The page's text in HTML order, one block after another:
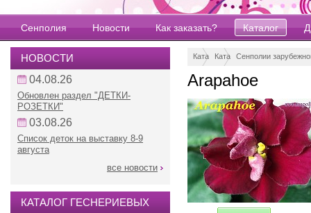
КаталогКаталог сенполий (фиалок)
Сенполии
Arapahoe
НОВОСТИ
04.08.26
Обновлен раздел "ДЕТКИ-
РОЗЕТКИ"
03.08.26
Список деток на выставку 8-9
августа
все новости
КАТАЛОГ ГЕСНЕРИЕВЫХ
Сенполия Новости Как заказать? Каталог